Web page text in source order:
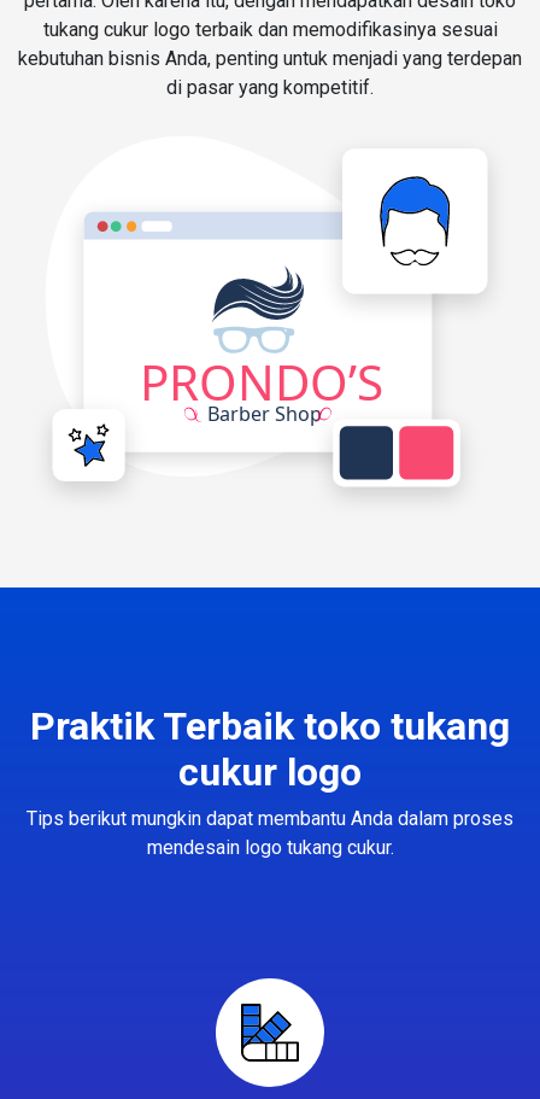
tukang cukur logo terbaik dan memodifikasinya sesuai
kebutuhan bisnis Anda, penting untuk menjadi yang terdepan
di pasar yang kompetitif.
Praktik Terbaik toko tukang
cukur logo
Tips berikut mungkin dapat membantu Anda dalam proses
mendesain logo tukang cukur.